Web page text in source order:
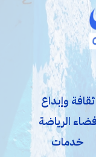
ثقافة وإبداع
فضاء الرياضة
خدمات